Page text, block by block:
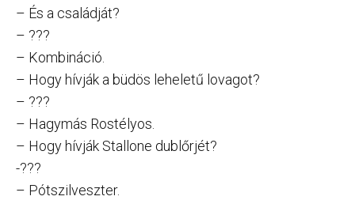
– És a családját?
– ???
– Kombináció.
– Hogy hívják a büdös leheletű lovagot?
– ???
– Hagymás Rostélyos.
– Hogy hívják Stallone dublőrjét?
-???
– Pótszilveszter.